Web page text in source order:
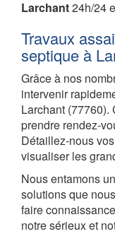
Larchant24h/24
Travaux
septique à
Grâce à nos
intervenir
Larchant (77760).
prendre rendez-
Détaillez-nous
visualiser les
Nous entamons
solutions que
faire
notre sérieux et